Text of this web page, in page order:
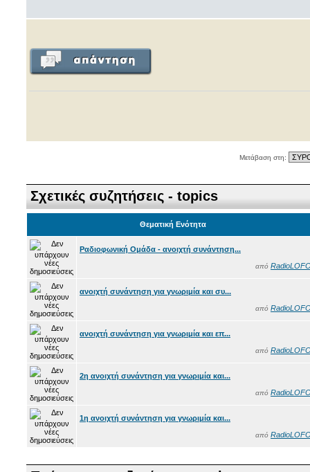
Μετάβαση στη:
Σχετικές συζητήσεις - topics
Θεματική Ενότητα
Ραδιοφωνική Ομάδα - ανοιχτή συνάντηση...
από
ανοιχτή συνάντηση για γνωριμία και συ...
από
ανοιχτή συνάντηση για γνωριμία και επ...
από
2η ανοιχτή συνάντηση για γνωριμία και...
από
1η ανοιχτή συνάντηση για γνωριμία και...
από